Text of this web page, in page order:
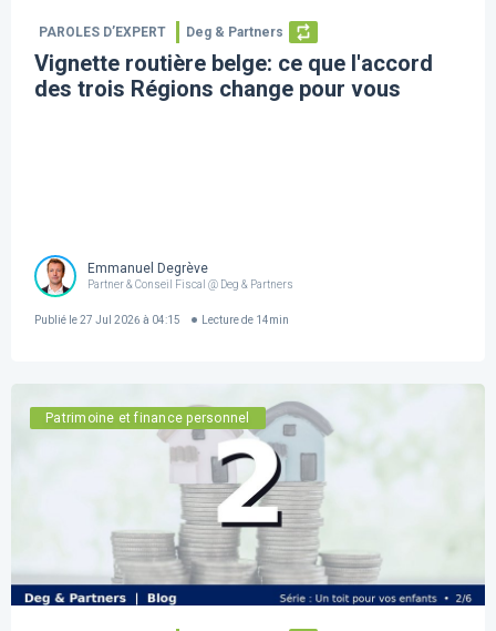
PAROLES D’EXPERT Deg & Partners
Vignette routière belge: ce que l'accord
des trois Régions change pour vous
Emmanuel Degrève
Partner & Conseil Fiscal @ Deg & Partners
Publié le27 Jul 2026 à 04:15 Lecture de 14min
Patrimoine et finance personnel